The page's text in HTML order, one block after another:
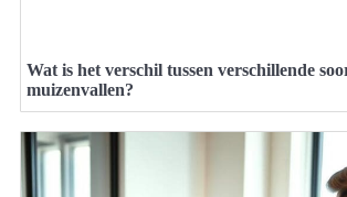
Wat is het verschil tussen verschillende
muizenvallen?